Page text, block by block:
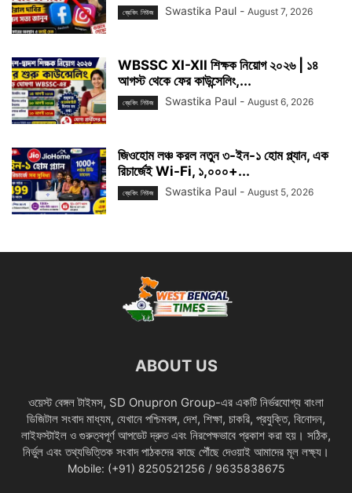
ব্রেকিং নিউজ Swastika Paul - August 7, 2026
WBSSC XI-XII শিক্ষক নিয়োগ ২০২৬ | ১৪
আগস্ট থেকে ফের কাউন্সেলিং,...
ব্রেকিং নিউজ Swastika Paul - August 6, 2026
জিওহোম লঞ্চ করল নতুন ৩-ইন-১ হোম প্ল্যান, এক
রিচার্জেই Wi-Fi, ১,০০০+...
ব্রেকিং নিউজ Swastika Paul - August 5, 2026
ABOUT US
ওয়েস্ট বেঙ্গল টাইমস, SD Onupron Group-এর একটি নির্ভরযোগ্য বাংলা
ডিজিটাল সংবাদ মাধ্যম, যেখানে পশ্চিমবঙ্গ, দেশ, শিক্ষা, চাকরি, প্রযুক্তি, বিনোদন,
লাইফস্টাইল ও গুরুত্বপূর্ণ আপডেট দ্রুত এবং নিরপেক্ষভাবে প্রকাশ করা হয়। সঠিক,
নির্ভুল এবং তথ্যভিত্তিক সংবাদ পাঠকদের কাছে পৌঁছে দেওয়াই আমাদের মূল লক্ষ্য।
Mobile: (+91) 8250521256 / 9635838675